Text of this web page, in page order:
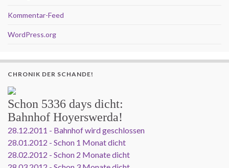
Kommentar-Feed
WordPress.org
CHRONIK DER SCHANDE!
Schon 5336 days dicht:
Bahnhof Hoyerswerda!
28.12.2011 - Bahnhof wird geschlossen
28.01.2012 - Schon 1 Monat dicht
28.02.2012 - Schon 2 Monate dicht